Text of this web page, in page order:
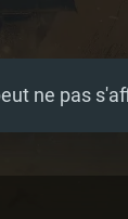
ne pas